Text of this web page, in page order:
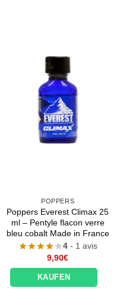
POPPERS
Poppers Everest Climax 25
ml – Pentyle flacon verre
bleu cobalt Made in France
4- 1 avis
9,90€
KAUFEN